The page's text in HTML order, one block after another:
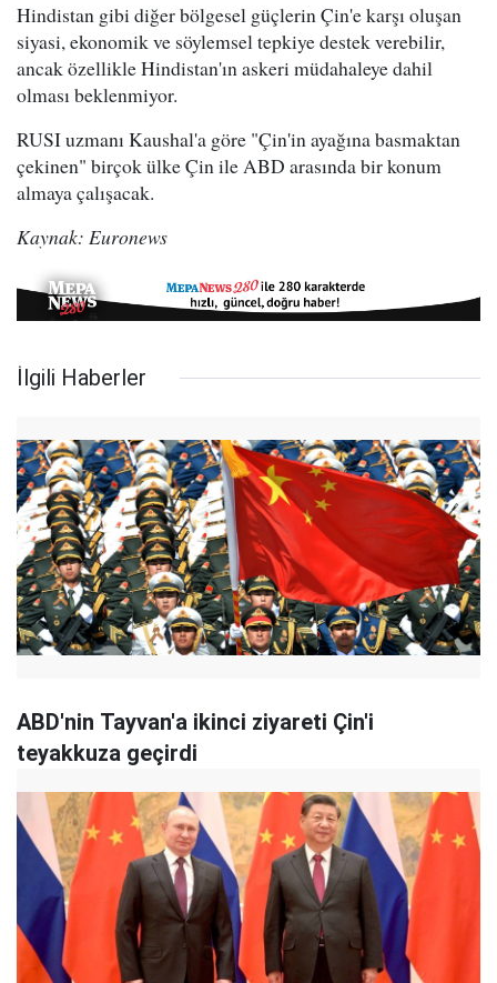
Hindistan gibi diğer bölgesel güçlerin Çin'e karşı oluşan
siyasi, ekonomik ve söylemsel tepkiye destek verebilir,
ancak özellikle Hindistan'ın askeri müdahaleye dahil
olması beklenmiyor.
RUSI uzmanı Kaushal'a göre "Çin'in ayağına basmaktan
çekinen" birçok ülke Çin ile ABD arasında bir konum
almaya çalışacak.
Kaynak: Euronews
İlgili Haberler
ABD'nin Tayvan'a ikinci ziyareti Çin'i
teyakkuza geçirdi